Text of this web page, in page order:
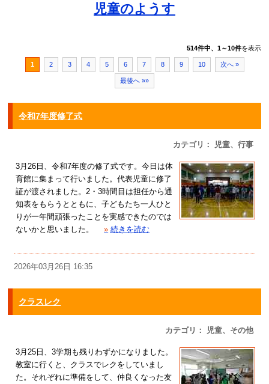
児童のようす
514件中、1～10件を表示
1 2 3 4 5 6 7 8 9 10 次へ »
最後へ »»
令和7年度修了式
カテゴリ： 児童、行事
3月26日、令和7年度の修了式です。今日は体
育館に集まって行いました。代表児童に修了
証が渡されました。2・3時間目は担任から通
知表をもらうとともに、子どもたち一人ひと
りが一年間頑張ったことを実感できたのでは
ないかと思いました。
» 続きを読む
2026年03月26日 16:35
クラスレク
カテゴリ： 児童、その他
3月25日、3学期も残りわずかになりました。
教室に行くと、クラスでレクをしていまし
た。それぞれに準備をして、仲良くなった友